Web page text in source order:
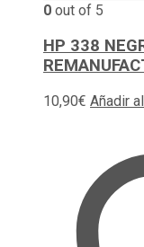
0 out of 5
HP 338
10,90€ Añadir